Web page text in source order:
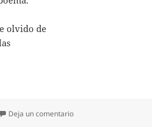
olvido de
Deja un comentarioen IÑIGO